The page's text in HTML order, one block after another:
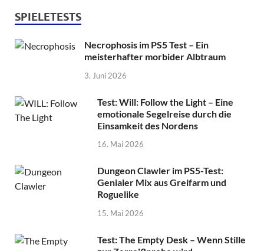
SPIELETESTS
Necrophosis im PS5 Test – Ein
meisterhafter morbider Albtraum
3. Juni 2026
Test: Will: Follow the Light – Eine
emotionale Segelreise durch die
Einsamkeit des Nordens
16. Mai 2026
Dungeon Clawler im PS5-Test:
Genialer Mix aus Greifarm und
Roguelike
15. Mai 2026
Test: The Empty Desk – Wenn Stille